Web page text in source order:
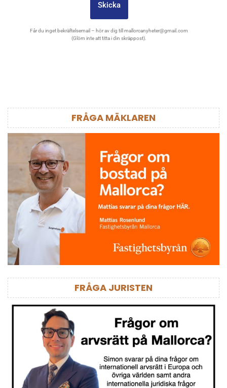
Skicka
Får du inget bekräftelsemail – hör av dig till mallorcanyheter@gmail.com
(Glöm inte att titta i din skräppost).
FRÅGA MÄKLAREN
FRÅGA JURISTEN